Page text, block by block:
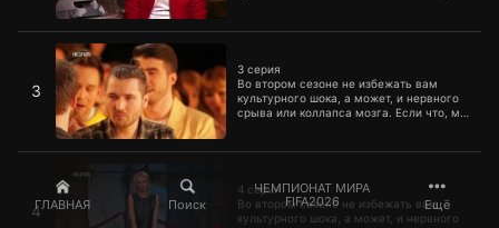
ГЛАВНАЯ Поиск
ЧЕМПИОНАТ МИРА
FIFA2026
Ещё
3
3 серия
Во втором сезоне не избежать вам
культурного шока, а может, и нервного
срыва или коллапса мозга. Если что, мы
3 серия
4
4 серия
Во втором сезоне не избежать вам
культурного шока, а может, и нервного